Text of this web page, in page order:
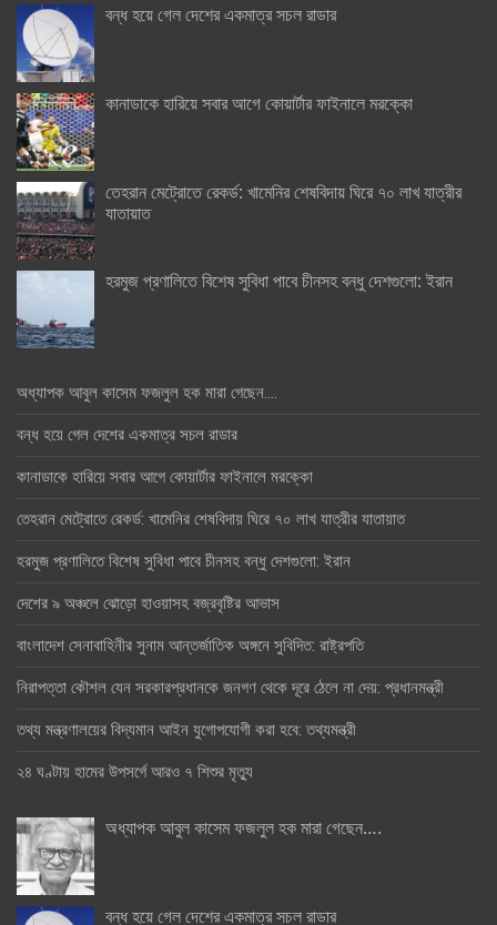
বন্ধ হয়ে গেল দেশের একমাত্র সচল রাডার
কানাডাকে হারিয়ে সবার আগে কোয়ার্টার ফাইনালে মরক্কো
তেহরান মেট্রোতে রেকর্ড: খামেনির শেষবিদায় ঘিরে ৭০ লাখ যাত্রীর
যাতায়াত
হরমুজ প্রণালিতে বিশেষ সুবিধা পাবে চীনসহ বন্ধু দেশগুলো: ইরান
অধ্যাপক আবুল কাসেম ফজলুল হক মারা গেছেন….
বন্ধ হয়ে গেল দেশের একমাত্র সচল রাডার
কানাডাকে হারিয়ে সবার আগে কোয়ার্টার ফাইনালে মরক্কো
তেহরান মেট্রোতে রেকর্ড: খামেনির শেষবিদায় ঘিরে ৭০ লাখ যাত্রীর যাতায়াত
হরমুজ প্রণালিতে বিশেষ সুবিধা পাবে চীনসহ বন্ধু দেশগুলো: ইরান
দেশের ৯ অঞ্চলে ঝোড়ো হাওয়াসহ বজ্রবৃষ্টির আভাস
বাংলাদেশ সেনাবাহিনীর সুনাম আন্তর্জাতিক অঙ্গনে সুবিদিত: রাষ্ট্রপতি
নিরাপত্তা কৌশল যেন সরকারপ্রধানকে জনগণ থেকে দূরে ঠেলে না দেয়: প্রধানমন্ত্রী
তথ্য মন্ত্রণালয়ের বিদ্যমান আইন যুগোপযোগী করা হবে: তথ্যমন্ত্রী
২৪ ঘণ্টায় হামের উপসর্গে আরও ৭ শিশুর মৃত্যু
অধ্যাপক আবুল কাসেম ফজলুল হক মারা গেছেন….
বন্ধ হয়ে গেল দেশের একমাত্র সচল রাডার